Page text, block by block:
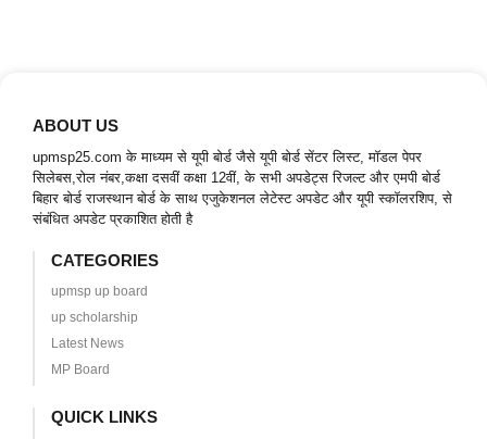
ABOUT US
upmsp25.com के माध्यम से यूपी बोर्ड जैसे यूपी बोर्ड सेंटर लिस्ट, मॉडल पेपर
सिलेबस,रोल नंबर,कक्षा दसवीं कक्षा 12वीं, के सभी अपडेट्स रिजल्ट और एमपी बोर्ड
बिहार बोर्ड राजस्थान बोर्ड के साथ एजुकेशनल लेटेस्ट अपडेट और यूपी स्कॉलरशिप, से
संबंधित अपडेट प्रकाशित होती है
CATEGORIES
upmsp up board
up scholarship
Latest News
MP Board
QUICK LINKS